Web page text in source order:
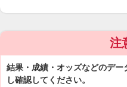
注
結果・成績・オッズなどのデ
し確認してください。